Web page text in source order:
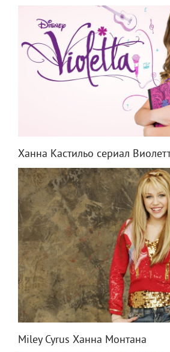
Ханна Кастильо сериал
Miley Cyrus Ханна Монтана